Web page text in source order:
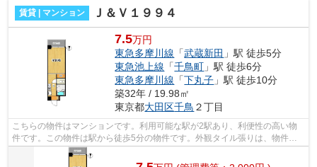
賃貸 | マンション Ｊ＆Ｖ１９９４
7.5万円
東急多摩川線 「武蔵新田 」駅 徒歩5分
東急池上線 「千鳥町 」駅 徒歩6分
東急多摩川線 「下丸子 」駅 徒歩10分
築32年 / 19.98㎡
東京都大田区千鳥 ２丁目
こちらの物件はマンションです。利用可能な駅が2駅あり、利便性の高い物
件です。この物件は駅から徒歩5分の物件です。外観タイル張りは、物件の
骨組みを守るのにも役立ちます。当社ス...